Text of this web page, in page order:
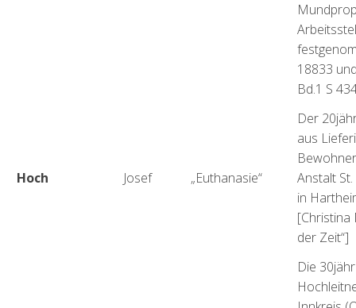
18833
Bd.1 S
Hoch Josef „Euthanasie“
Der
aus
Anstalt
in
[Christina
der Zeit“]
Die